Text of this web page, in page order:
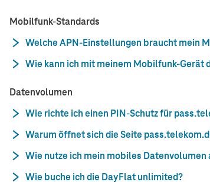
Mobilfunk-Standards
Welche APN-Einstellungen braucht mein
Wie kann ich mit meinem Mobilfunk-Gerät
Datenvolumen
Wie richte ich einen PIN-Schutz für
Warum öffnet sich die Seite
Wie nutze ich mein mobiles Datenvolumen
Wie buche ich die DayFlat unlimited?